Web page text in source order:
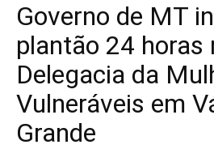
Governo de MT
plantão 24 horas
Delegacia da
Vulneráveis em
Grande